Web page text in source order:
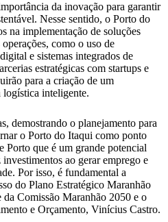
da inovação para garantir
Nesse sentido, o Porto do
na implementação de soluções
como o uso de
e sistemas integrados de
estratégicas com startups e
para a criação de um
logística inteligente.
demostrando o planejamento para
o Porto do Itaqui como ponto
Porto que é um grande potencial
ao gerar emprego e
Por isso, é fundamental a
do Plano Estratégico Maranhão
Comissão Maranhão 2050 e o
e Orçamento, Vinícius Castro.